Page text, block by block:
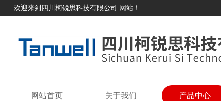
欢迎来到四川柯锐思科技有限公司 网站！
网站首页 关于我们 产品中心